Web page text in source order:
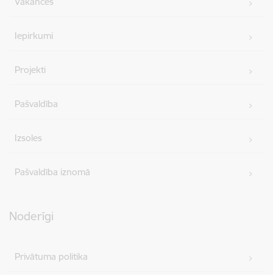
Iepirkumi
Projekti
Pašvaldība
Izsoles
Pašvaldība iznomā
Noderīgi
Privātuma politika